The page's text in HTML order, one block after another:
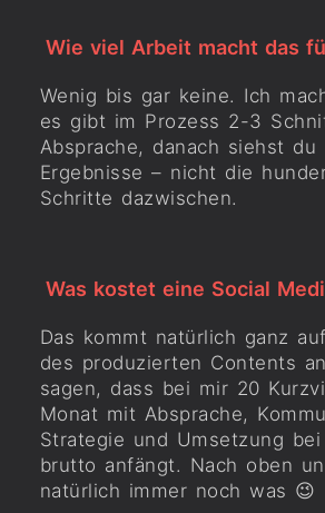
Wie viel Arbeit macht das
Wenig bis gar keine. Ich
es gibt im Prozess 2-3
Absprache, danach siehst
Ergebnisse – nicht die
Schritte dazwischen.
Was kostet eine Social
Das kommt natürlich ganz
des produzierten Contents
sagen, dass bei mir 20
Monat mit Absprache,
Strategie und Umsetzung bei
brutto anfängt. Nach oben
natürlich immer noch was 😉